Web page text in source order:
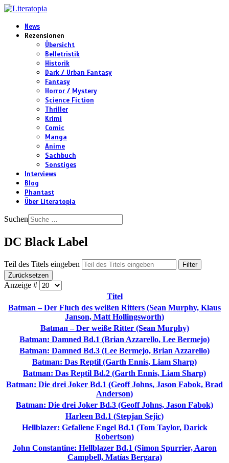
News
Rezensionen
Übersicht
Belletristik
Historik
Dark / Urban Fantasy
Fantasy
Horror / Mystery
Science Fiction
Thriller
Krimi
Comic
Manga
Anime
Sachbuch
Sonstiges
Interviews
Blog
Phantast
Über Literatopia
Suchen
DC Black Label
Teil des Titels eingeben
Filter
Zurücksetzen
Anzeige #
Titel
Batman – Der Fluch des weißen Ritters (Sean Murphy, Klaus
Janson, Matt Hollingsworth)
Batman – Der weiße Ritter (Sean Murphy)
Batman: Damned Bd.1 (Brian Azzarello, Lee Bermejo)
Batman: Damned Bd.3 (Lee Bermejo, Brian Azzarello)
Batman: Das Reptil (Garth Ennis, Liam Sharp)
Batman: Das Reptil Bd.2 (Garth Ennis, Liam Sharp)
Batman: Die drei Joker Bd.1 (Geoff Johns, Jason Fabok, Brad
Anderson)
Batman: Die drei Joker Bd.3 (Geoff Johns, Jason Fabok)
Harleen Bd.1 (Stepjan Sejic)
Hellblazer: Gefallene Engel Bd.1 (Tom Taylor, Darick
Robertson)
John Constantine: Hellblazer Bd.1 (Simon Spurrier, Aaron
Campbell, Matías Bergara)